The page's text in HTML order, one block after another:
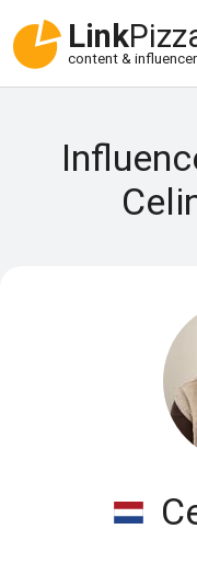
Link
content &